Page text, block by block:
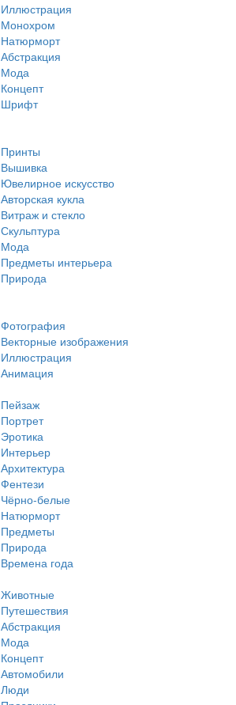
Иллюстрация
Монохром
Натюрморт
Абстракция
Мода
Концепт
Шрифт
Принты
Вышивка
Ювелирное искусство
Авторская кукла
Витраж и стекло
Скульптура
Мода
Предметы интерьера
Природа
Фотография
Векторные изображения
Иллюстрация
Анимация
Пейзаж
Портрет
Эротика
Интерьер
Архитектура
Фентези
Чёрно-белые
Натюрморт
Предметы
Природа
Времена года
Животные
Путешествия
Абстракция
Мода
Концепт
Автомобили
Люди